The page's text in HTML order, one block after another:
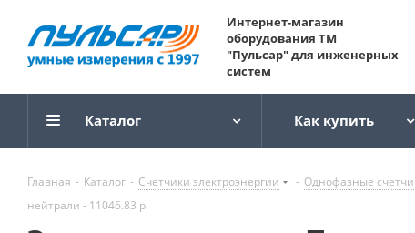
Интернет-магазин
оборудования ТМ
"Пульсар" для инженерных
систем
Каталог Как купить
Главная - Каталог - Счетчики электроэнергии - Однофазные
нейтрали - 11046.83 р.